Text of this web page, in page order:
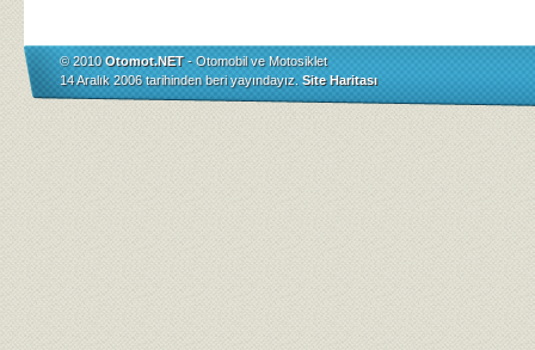
© 2010Otomot.NET- Otomobil ve Motosiklet
14 Aralık 2006 tarihinden beri yayındayız. Site Haritası